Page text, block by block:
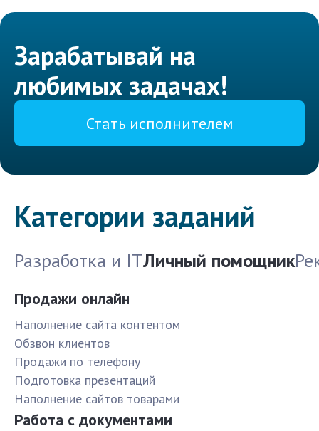
Зарабатывай на
любимых задачах!
Стать исполнителем
Категории заданий
Разработка и ITЛичный помощник
Продажи онлайн
Наполнение сайта контентом
Обзвон клиентов
Продажи по телефону
Подготовка презентаций
Наполнение сайтов товарами
Работа с документами